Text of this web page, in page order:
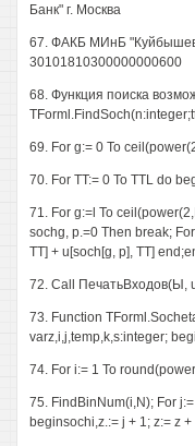
Банк" г. Москва
67. ФАКБ МИнБ
30101810300000000600
68. Функция поиска
69. For g:= 0 To
70. For TT:= 0 To TTL do
71. For g:=l To
sochg, p.=0 Then break;
TT] + u[soch[g, p], TT]
72. Call ПечатьВходов(Ы,
73. Function
varz,i,j,temp,k,s:integer;
74. For i:= 1 To
75. FindBinNum(i,N); For
beginsochi,z.:= j + 1; z:= z